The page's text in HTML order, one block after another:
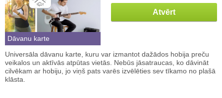
Dāvanu karte
Atvērt
Universāla dāvanu karte, kuru var izmantot dažādos hobija preču
veikalos un aktīvās atpūtas vietās. Nebūs jāsatraucas, ko dāvināt
cilvēkam ar hobiju, jo viņš pats varēs izvēlēties sev tīkamo no plašā
klāsta.